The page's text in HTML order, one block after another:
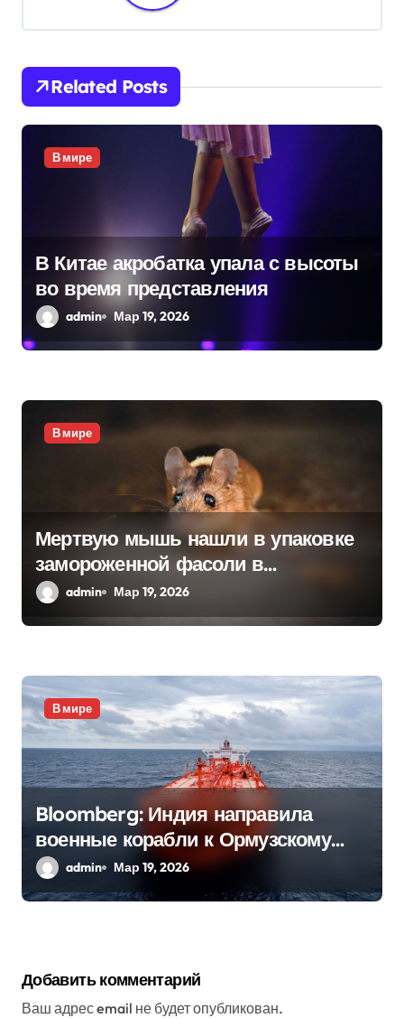
ц
и
я
п
п
и
с
я
Related Posts
В мире
В Китае акробатка упала с высоты
во время представления
admin Мар 19, 2026
В мире
Мертвую мышь нашли в упаковке
замороженной фасоли в
Нидерландах
admin Мар 19, 2026
В мире
Bloomberg: Индия направила
военные корабли к Ормузскому
проливу
admin Мар 19, 2026
Добавить комментарий
Ваш адрес email не будет опубликован.